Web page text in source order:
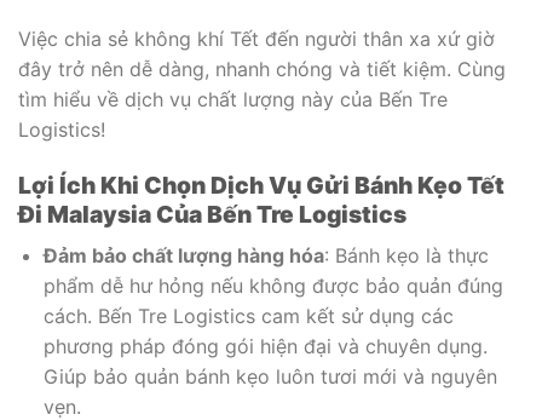
Việc chia sẻ không khí Tết đến người thân xa xứ giờ
đây trở nên dễ dàng, nhanh chóng và tiết kiệm. Cùng
tìm hiểu về dịch vụ chất lượng này của Bến Tre
Logistics!
Lợi Ích Khi Chọn Dịch Vụ Gửi Bánh Kẹo Tết
Đi Malaysia Của Bến Tre Logistics
Đảm bảo chất lượng hàng hóa: Bánh kẹo là thực
phẩm dễ hư hỏng nếu không được bảo quản đúng
cách. Bến Tre Logistics cam kết sử dụng các
phương pháp đóng gói hiện đại và chuyên dụng.
Giúp bảo quản bánh kẹo luôn tươi mới và nguyên
vẹn.